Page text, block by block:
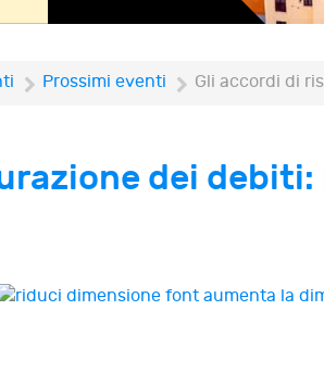
Prossimi eventi Gli accordi di
dei
aumenta la